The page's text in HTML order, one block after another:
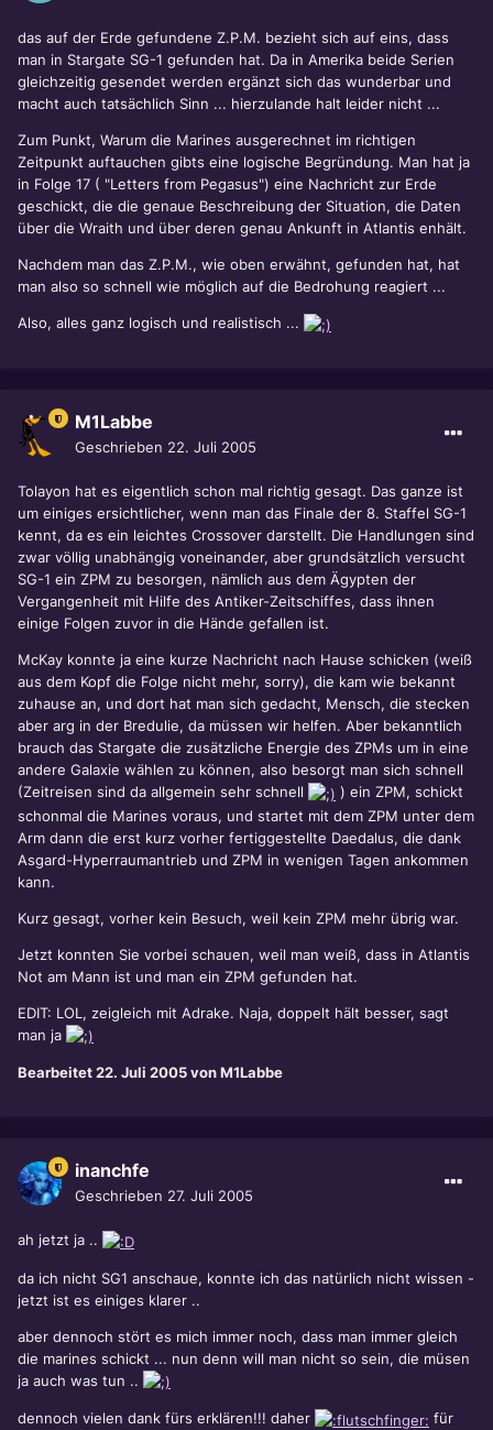
das auf der Erde gefundene Z.P.M. bezieht sich auf eins, dass
man in Stargate SG-1 gefunden hat. Da in Amerika beide Serien
gleichzeitig gesendet werden ergänzt sich das wunderbar und
macht auch tatsächlich Sinn ... hierzulande halt leider nicht ...
Zum Punkt, Warum die Marines ausgerechnet im richtigen
Zeitpunkt auftauchen gibts eine logische Begründung. Man hat ja
in Folge 17 ( "Letters from Pegasus") eine Nachricht zur Erde
geschickt, die die genaue Beschreibung der Situation, die Daten
über die Wraith und über deren genau Ankunft in Atlantis enhält.
Nachdem man das Z.P.M., wie oben erwähnt, gefunden hat, hat
man also so schnell wie möglich auf die Bedrohung reagiert ...
Also, alles ganz logisch und realistisch ...
M1Labbe
Geschrieben 22. Juli 2005
Tolayon hat es eigentlich schon mal richtig gesagt. Das ganze ist
um einiges ersichtlicher, wenn man das Finale der 8. Staffel SG-1
kennt, da es ein leichtes Crossover darstellt. Die Handlungen sind
zwar völlig unabhängig voneinander, aber grundsätzlich versucht
SG-1 ein ZPM zu besorgen, nämlich aus dem Ägypten der
Vergangenheit mit Hilfe des Antiker-Zeitschiffes, dass ihnen
einige Folgen zuvor in die Hände gefallen ist.
McKay konnte ja eine kurze Nachricht nach Hause schicken (weiß
aus dem Kopf die Folge nicht mehr, sorry), die kam wie bekannt
zuhause an, und dort hat man sich gedacht, Mensch, die stecken
aber arg in der Bredulie, da müssen wir helfen. Aber bekanntlich
brauch das Stargate die zusätzliche Energie des ZPMs um in eine
andere Galaxie wählen zu können, also besorgt man sich schnell
(Zeitreisen sind da allgemein sehr schnell
) ein ZPM, schickt
schonmal die Marines voraus, und startet mit dem ZPM unter dem
Arm dann die erst kurz vorher fertiggestellte Daedalus, die dank
Asgard-Hyperraumantrieb und ZPM in wenigen Tagen ankommen
kann.
Kurz gesagt, vorher kein Besuch, weil kein ZPM mehr übrig war.
Jetzt konnten Sie vorbei schauen, weil man weiß, dass in Atlantis
Not am Mann ist und man ein ZPM gefunden hat.
EDIT: LOL, zeigleich mit Adrake. Naja, doppelt hält besser, sagt
man ja
Bearbeitet22. Juli 2005von M1Labbe
inanchfe
Geschrieben 27. Juli 2005
ah jetzt ja ..
da ich nicht SG1 anschaue, konnte ich das natürlich nicht wissen -
jetzt ist es einiges klarer ..
aber dennoch stört es mich immer noch, dass man immer gleich
die marines schickt ... nun denn will man nicht so sein, die müsen
ja auch was tun ..
dennoch vielen dank fürs erklären!!! daher
für